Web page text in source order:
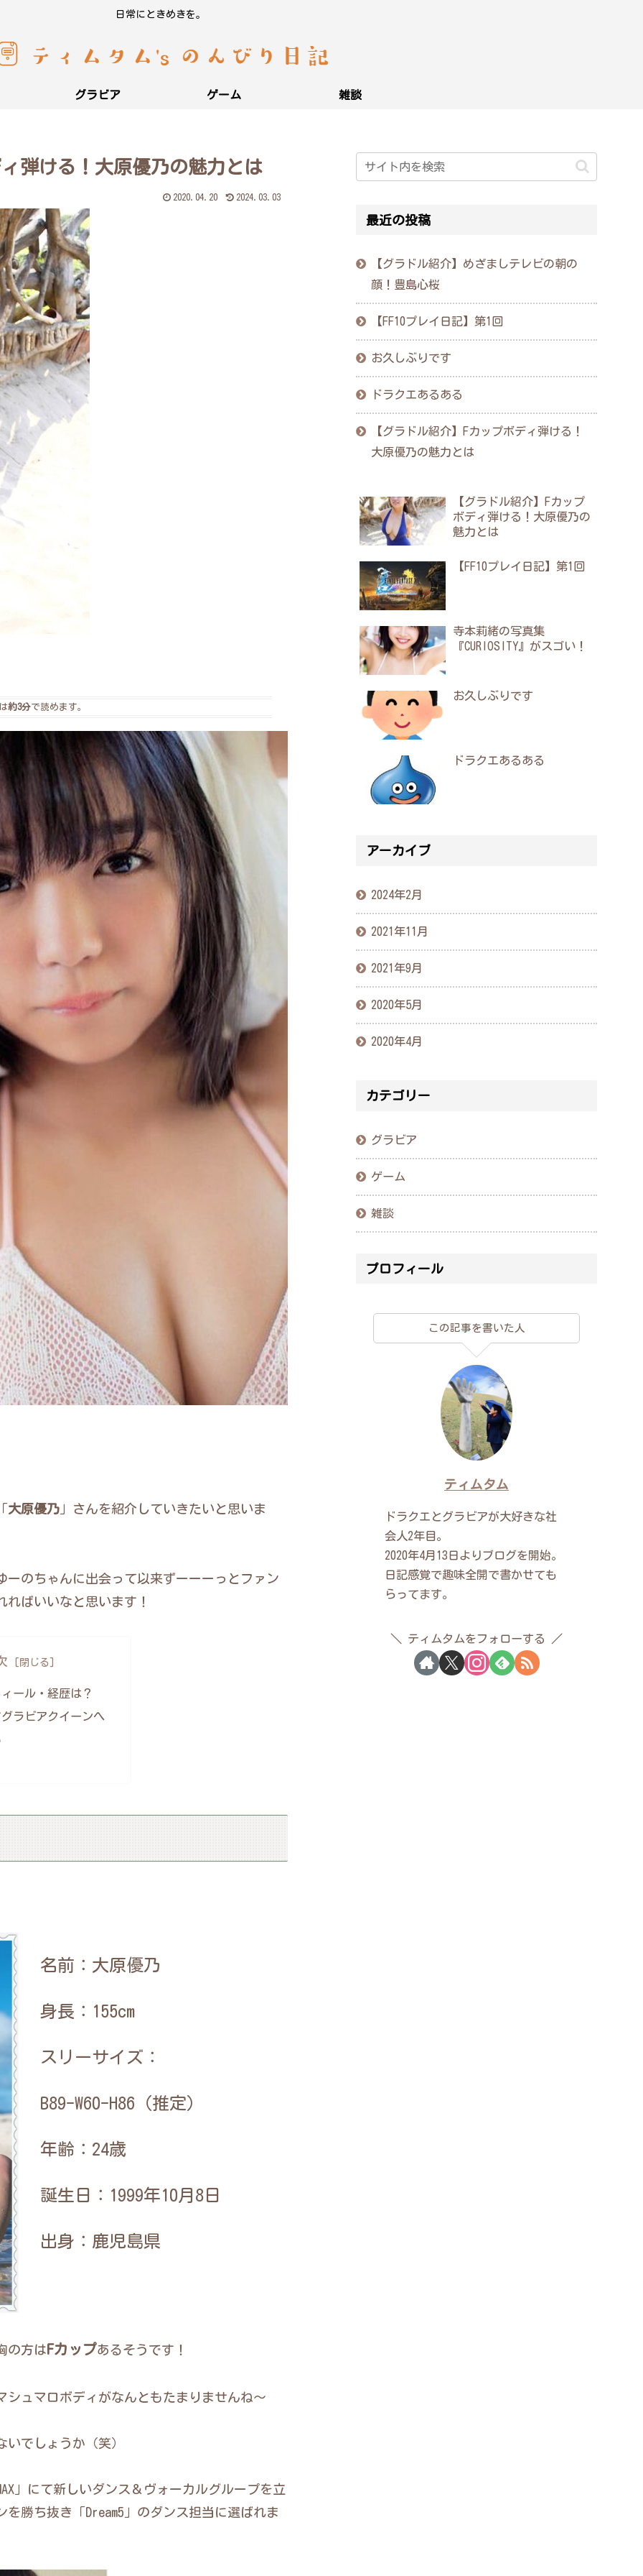
日常にときめきを。
グラビア ゲーム 雑談
弾ける！大原優乃の魅力とは
2020.04.20 2024.03.03
約3分で読めます。
大原優乃 」さんを紹介していきたいと思いま
のちゃんに出会って以来ずーーーっとファン
ばいいなと思います！
ール・経歴は？
ラビアクイーンへ
名前：大原優乃
身長：155cm
スリーサイズ：
B89-W60-H86（推定）
年齢：24歳
誕生日：1999年10月8日
出身：鹿児島県
の方はFカップあるそうです！
ュマロボディがなんともたまりませんね～
でしょうか（笑）
」にて新しいダンス＆ヴォーカルグループを立
勝ち抜き「Dream5」のダンス担当に選ばれま
最近の投稿
【グラドル紹介】めざましテレビの朝の
顔！豊島心桜
【FF10プレイ日記】第1回
お久しぶりです
ドラクエあるある
【グラドル紹介】Fカップボディ弾ける！
大原優乃の魅力とは
【グラドル紹介】Fカップ
ボディ弾ける！大原優乃の
魅力とは
【FF10プレイ日記】第1回
寺本莉緒の写真集
『CURIOSITY』がスゴい！
お久しぶりです
ドラクエあるある
アーカイブ
2024年2月
2021年11月
2021年9月
2020年5月
2020年4月
カテゴリー
グラビア
ゲーム
雑談
プロフィール
この記事を書いた人
ティムタム
ドラクエとグラビアが大好きな社
会人2年目。
2020年4月13日よりブログを開始。
日記感覚で趣味全開で書かせても
らってます。
ティムタムをフォローする